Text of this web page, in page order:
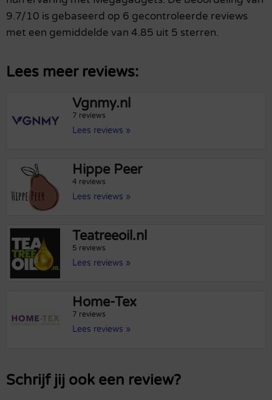
9.7/10 is gebaseerd op 6 gecontroleerde reviews
met een gemiddelde van 4.85 uit 5 sterren.
Lees meer reviews:
Vgnmy.nl
7 reviews
Lees reviews »
Hippe Peer
4 reviews
Lees reviews »
Teatreeoil.nl
5 reviews
Lees reviews »
Home-Tex
7 reviews
Lees reviews »
Schrijf jij ook een review?